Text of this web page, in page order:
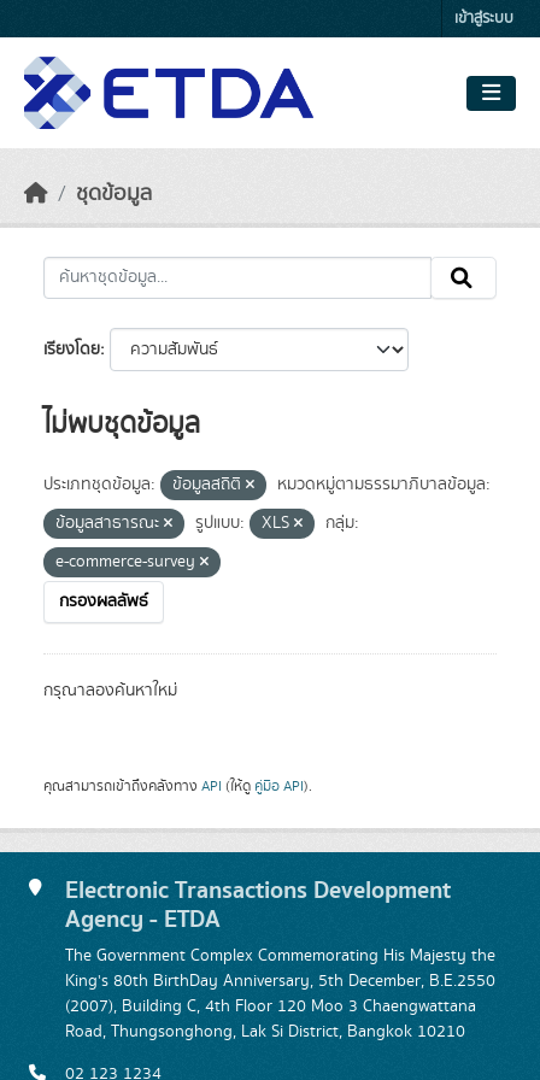
เข้าสู่ระบบ
ชุดข้อมูล
เรียงโดย
ไม่พบชุดข้อมูล
ประเภทชุดข้อมูล: ข้อมูลสถิติ
หมวดหมู่ตามธรรมาภิบาลข้อมูล:
ข้อมูลสาธารณะ
รูปแบบ: XLS
กลุ่ม:
e-commerce-survey
กรองผลลัพธ์
กรุณาลองค้นหาใหม่
คุณสามารถเข้าถึงคลังทาง API (ให้ดู คู่มือ API).
Electronic Transactions Development
Agency - ETDA
The Government Complex Commemorating His Majesty the
King's 80th BirthDay Anniversary, 5th December, B.E.2550
(2007), Building C, 4th Floor 120 Moo 3 Chaengwattana
Road, Thungsonghong, Lak Si District, Bangkok 10210
02 123 1234